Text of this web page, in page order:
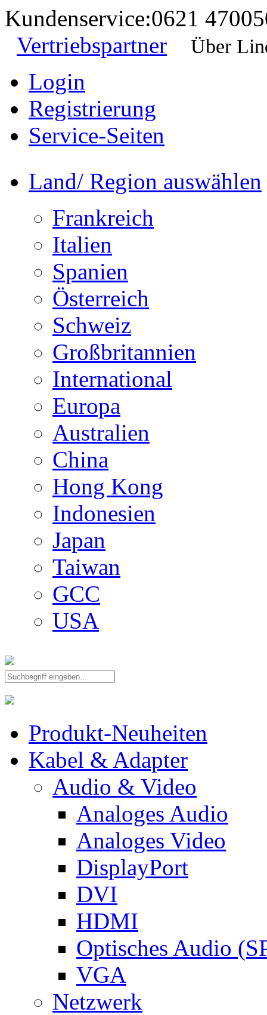
Kundenservice:0621
Vertriebspartner
Über
Login
Registrierung
Service-Seiten
Land/ Region auswählen
Frankreich
Italien
Spanien
Österreich
Schweiz
Großbritannien
International
Europa
Australien
China
Hong Kong
Indonesien
Japan
Taiwan
GCC
USA
Produkt-Neuheiten
Kabel & Adapter
Audio & Video
Analoges Audio
Analoges Video
DisplayPort
DVI
HDMI
Optisches Audio
VGA
Netzwerk